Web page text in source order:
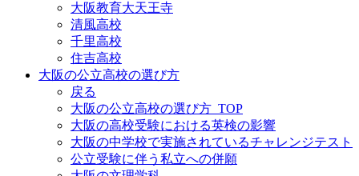
大阪教育大天王寺
清風高校
千里高校
住吉高校
大阪の公立高校の選び方
戻る
大阪の公立高校の選び方_TOP
大阪の高校受験における英検の影響
大阪の中学校で実施されているチャレンジテスト
公立受験に伴う私立への併願